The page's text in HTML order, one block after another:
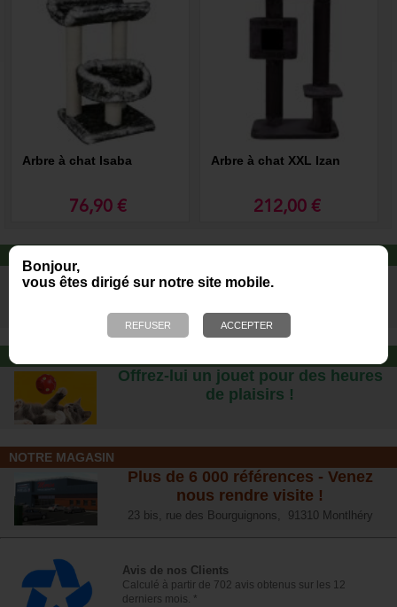
Bonjour,
vous êtes dirigé sur notre site mobile.
Arbre à chat Isaba
76,90 €
Arbre à chat XXL Izan
212,00 €
ALIMENTATION CAT'S LOVE
Des repas complets pour chats, à
partir d’ingrédients 100% naturels.
JOUET POUR CHAT
Offrez-lui un jouet pour des heures
de plaisirs !
NOTRE MAGASIN
Plus de 6 000 références - Venez
nous rendre visite !
23 bis, rue des Bourguignons, 91310 Montlhéry
Avis de nos Clients
Calculé à partir de 702 avis obtenus sur les 12
derniers mois. *